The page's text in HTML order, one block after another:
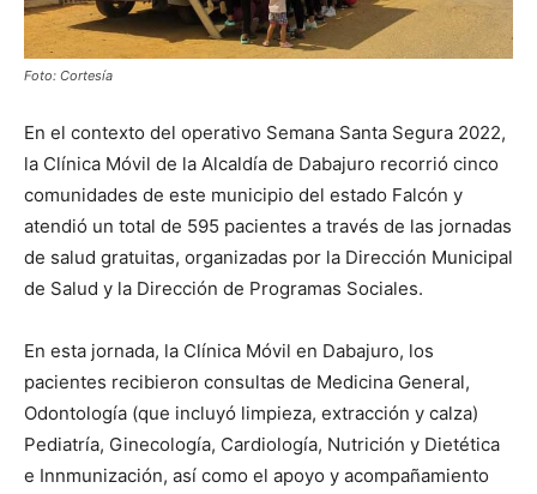
Foto: Cortesía
En el contexto del operativo Semana Santa Segura 2022,
la Clínica Móvil de la Alcaldía de Dabajuro recorrió cinco
comunidades de este municipio del estado Falcón y
atendió un total de 595 pacientes a través de las jornadas
de salud gratuitas, organizadas por la Dirección Municipal
de Salud y la Dirección de Programas Sociales.
En esta jornada, la Clínica Móvil en Dabajuro, los
pacientes recibieron consultas de Medicina General,
Odontología (que incluyó limpieza, extracción y calza)
Pediatría, Ginecología, Cardiología, Nutrición y Dietética
e Innmunización, así como el apoyo y acompañamiento